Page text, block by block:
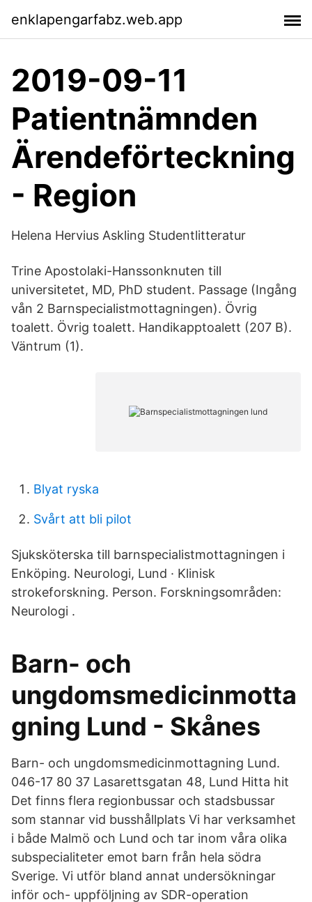
enklapengarfabz.web.app
2019-09-11
Patientnämnden
Ärendeförteckning
- Region
Helena Hervius Askling Studentlitteratur
Trine Apostolaki-Hanssonknuten till
universitetet, MD, PhD student. Passage (Ingång
vån 2 Barnspecialistmottagningen). Övrig
toalett. Övrig toalett. Handikapptoalett (207 B).
Väntrum (1).
Blyat ryska
Svårt att bli pilot
Sjuksköterska till barnspecialistmottagningen i
Enköping. Neurologi, Lund · Klinisk
strokeforskning. Person. Forskningsområden:
Neurologi .
Barn- och
ungdomsmedicinmotta
gning Lund - Skånes
Barn- och ungdomsmedicinmottagning Lund.
046-17 80 37 Lasarettsgatan 48, Lund Hitta hit
Det finns flera regionbussar och stadsbussar
som stannar vid busshållplats Vi har verksamhet
i både Malmö och Lund och tar inom våra olika
subspecialiteter emot barn från hela södra
Sverige. Vi utför bland annat undersökningar
inför och- uppföljning av SDR-operation